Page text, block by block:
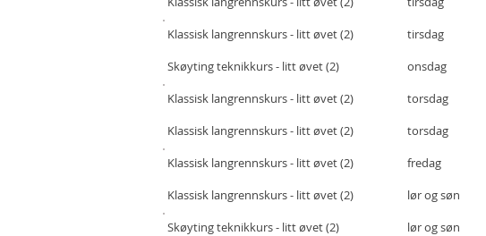
tirsdag
onsdag
torsdag
torsdag
fredag
lør og søn
lør og søn
Klassisk langrennskurs- litt øvet (2)
Skøyting teknikkurs - litt øvet (2)
Klassisk langrennskurs - litt øvet (2)
Klassisk langrennskurs - litt øvet (2)
Klassisk langrennskurs - litt øvet (2)
Klassisk langrennskurs - litt øvet (2)
Skøyting teknikkurs - litt øvet (2)